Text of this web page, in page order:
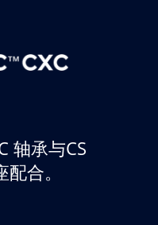
轴承与CS
合。